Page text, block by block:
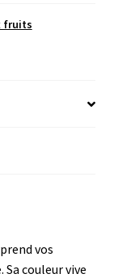
fruits
vos
couleur vive